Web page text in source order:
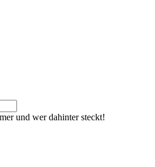
und wer dahinter steckt!